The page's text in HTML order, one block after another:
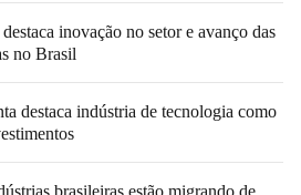
inovação no setor e avanço das
no Brasil
destaca indústria de tecnologia como
brasileiras estão migrando de